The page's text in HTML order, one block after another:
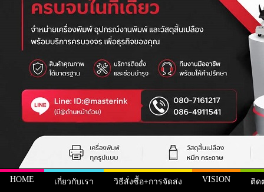
HOME เกี่ยวกับเรา วิธีสั่งซื้อ+การจัดส่ง VISION ติด